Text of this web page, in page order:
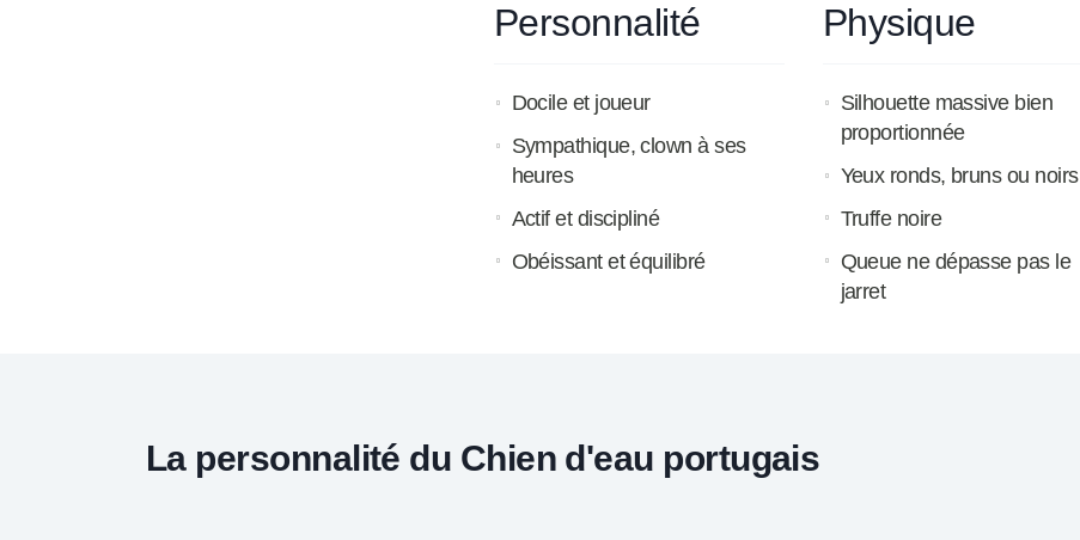
Personnalité
Docile et joueur
Sympathique, clown à ses
heures
Actif et discipliné
Obéissant et équilibré
Physique
Silhouette massive bien
proportionnée
Yeux ronds, bruns ou noirs
Truffe noire
Queue ne dépasse pas le
jarret
La personnalité du Chien d'eau portugais